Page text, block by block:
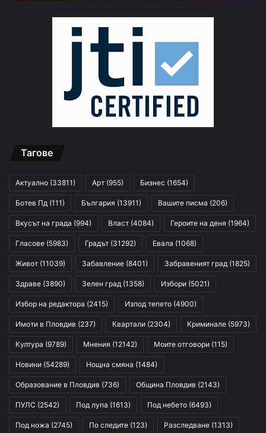
Тагове
Актуално (33811) Арт (955) Бизнес (1654)
Ботев Пд (111) България (13911) Вашите писма (206)
Вкусът на града (994) Власт (4084) Героите на деня (1964)
Гласове (5983) Градът (31292) Евала (1068)
Живот (11039) Забавление (8401) Забравеният град (1825)
Здраве (3890) Зелен град (1358) Избори (5021)
Избор на редактора (2415) Изпод тепето (4900)
Имоти в Пловдив (237) Квартали (2304) Криминале (5973)
Култура (9789) Мнения (12142) Моите отговори (115)
Новини (54289) Нощна смяна (1484)
Образование в Пловдив (736) Община Пловдив (2143)
ПУЛС (2542) Под лупа (1613) Под небето (6493)
Под ножа (2745) По следите (123) Разследване (1313)